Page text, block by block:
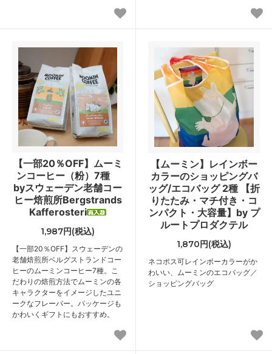
【一部20％OFF】ムーミ
ンコーヒー（粉）7種
byスウェーデン老舗コー
ヒー焙煎所Bergstrands
Kafferosteri
1,987円(税込)
【一部20％OFF】スウェーデンの
老舗焙煎所ベルグストランドコー
ヒーのムーミンコーヒー7種。こ
だわりの焙煎方法でムーミンの各
キャラクターをイメージしたユニ
ークなフレーバー。パッケージも
かわいくギフトにもおすすめ。
【ムーミン】レインボー
カラーのショッピングバ
ッグ/エコバッグ 2種 【折
りたたみ・マチ付き・コ
ンパクト・大容量】by プ
ルートプロダクテル
1,870円(税込)
ネコポス可レインボーカラーがか
わいい、ムーミンのエコバッグ／
ショッピングバッグ